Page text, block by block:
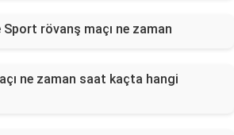
rövanş maçı ne zaman
ne zaman saat kaçta hangi